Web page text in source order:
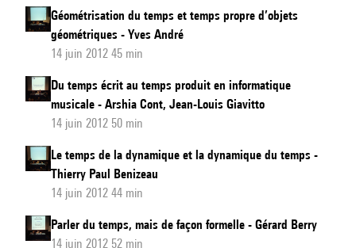
Géométrisation du temps et temps propre d’objets
géométriques - Yves André
14 juin 2012 45 min
Du temps écrit au temps produit en informatique
musicale - Arshia Cont, Jean-Louis Giavitto
14 juin 2012 50 min
Le temps de la dynamique et la dynamique du temps -
Thierry Paul Benizeau
14 juin 2012 44 min
Parler du temps, mais de façon formelle - Gérard Berry
14 juin 2012 52 min